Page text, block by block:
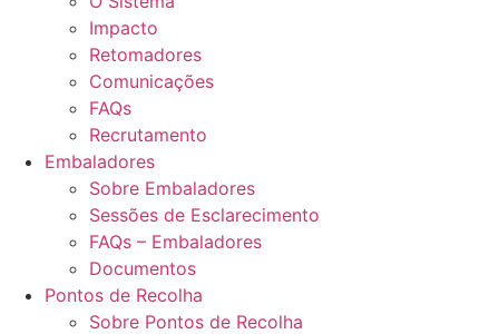
Impacto
Retomadores
Comunicações
FAQs
Recrutamento
Embaladores
Sobre Embaladores
Sessões de Esclarecimento
FAQs – Embaladores
Documentos
Pontos de Recolha
Sobre Pontos de Recolha